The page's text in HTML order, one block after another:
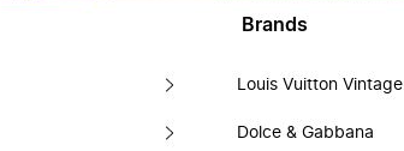
Brands
Louis Vuitton Vintage
Dolce & Gabbana